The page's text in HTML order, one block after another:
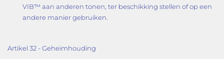
VIB™ aan anderen tonen, ter beschikking stellen of op een
andere manier gebruiken.
Artikel 32 - Geheimhouding